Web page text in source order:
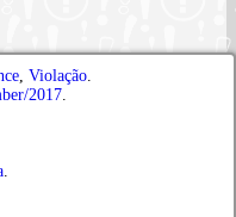
Violação
2017